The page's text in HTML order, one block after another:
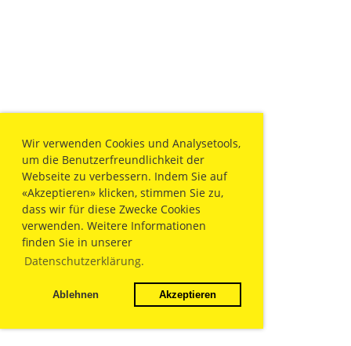
Wir verwenden Cookies und Analysetools,
um die Benutzerfreundlichkeit der
Webseite zu verbessern. Indem Sie auf
«Akzeptieren» klicken, stimmen Sie zu,
dass wir für diese Zwecke Cookies
verwenden. Weitere Informationen
finden Sie in unserer
Datenschutzerklärung.
Ablehnen Akzeptieren